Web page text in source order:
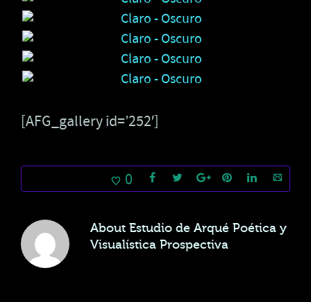
[AFG_gallery id=’252′]
0
About Estudio de Arqué Poética y
Visualística Prospectiva